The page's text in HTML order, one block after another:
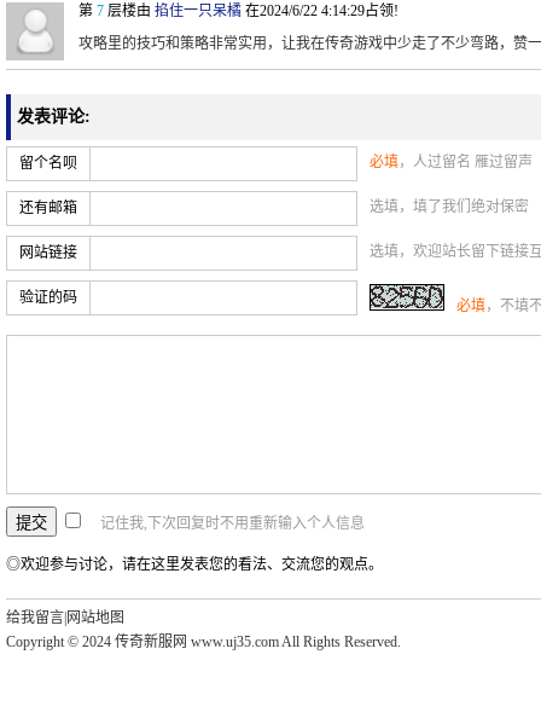
第 7 层楼由 掐住一只呆橘 在2024/6/22 4:14:29占领!
攻略里的技巧和策略非常实用，让我在传奇游戏中少走了不少弯路，赞
发表评论:
留个名呗 必填，人过留名 雁过留声
还有邮箱 选填，填了我们绝对保密
网站链接 选填，欢迎站长留下链接
验证的码 必填，不填
记住我,下次回复时不用重新输入个人信息
◎欢迎参与讨论，请在这里发表您的看法、交流您的观点。
给我留言 网站地图
Copyright © 2024 传奇新服网 www.uj35.com All Rights Reserved.